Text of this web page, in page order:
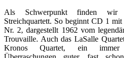
Als Schwerpunkt finden wir
Streichquartett. So beginnt CD 1
Nr. 2, dargestellt 1962 vom
Trouvaille. Auch das LaSalle
Kronos Quartet, ein immer